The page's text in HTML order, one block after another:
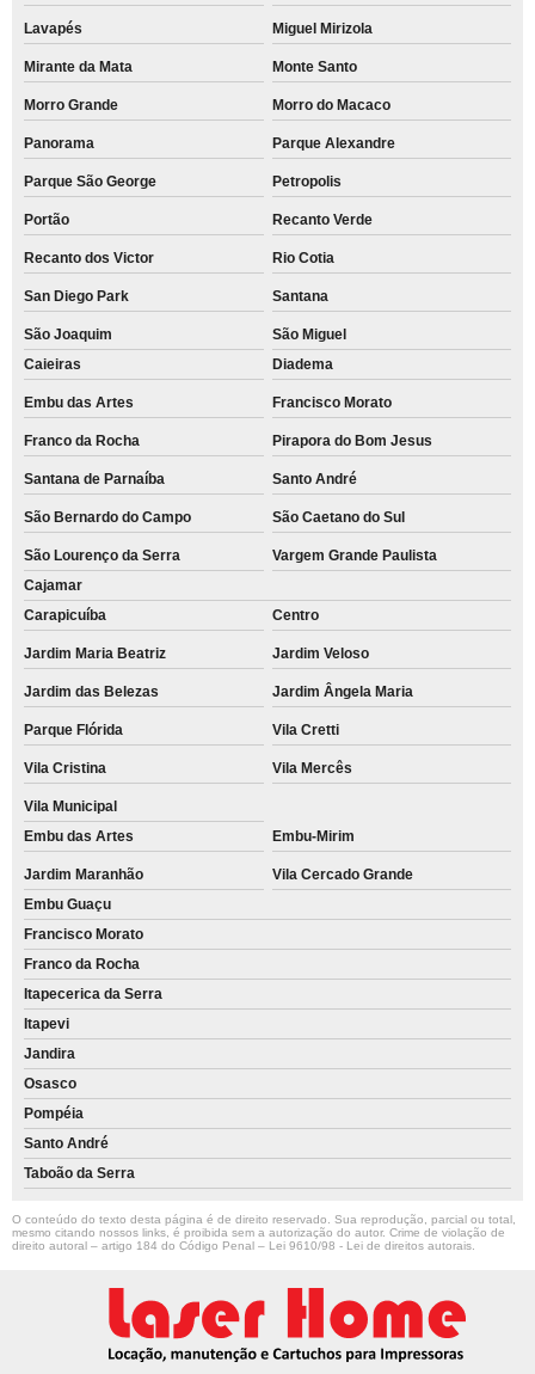
Lavapés Miguel Mirizola
Mirante da Mata Monte Santo
Morro Grande Morro do Macaco
Panorama Parque Alexandre
Parque São George Petropolis
Portão Recanto Verde
Recanto dos Victor Rio Cotia
San Diego Park Santana
São Joaquim
São Miguel
Caieiras
Diadema
Embu das Artes Francisco Morato
Franco da Rocha Pirapora do Bom Jesus
Santana de Parnaíba Santo André
São Bernardo do Campo São Caetano do Sul
São Lourenço da Serra
Vargem Grande Paulista
Cajamar
Carapicuíba
Centro
Jardim Maria Beatriz Jardim Veloso
Jardim das Belezas Jardim Ângela Maria
Parque Flórida Vila Cretti
Vila Cristina Vila Mercês
Vila Municipal
Embu das Artes
Embu-Mirim
Jardim Maranhão
Vila Cercado Grande
Embu Guaçu
Francisco Morato
Franco da Rocha
Itapecerica da Serra
Itapevi
Jandira
Osasco
Pompéia
Santo André
Taboão da Serra
O conteúdo do texto desta página é de direito reservado. Sua reprodução, parcial ou total,
mesmo citando nossos links, é proibida sem a autorização do autor. Crime de violação de
direito autoral – artigo 184 do Código Penal – Lei 9610/98 - Lei de direitos autorais